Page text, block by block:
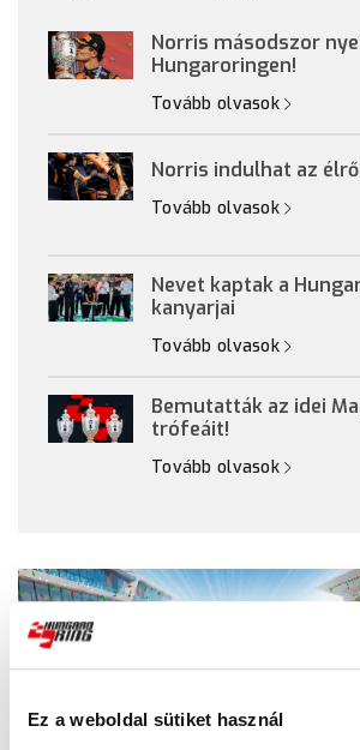
Ez a weboldal sütiket használ
Norris másodszor
Hungaroringen!
Tovább olvasok
Norris indulhat az
Tovább olvasok
Nevet kaptak a
kanyarjai
Tovább olvasok
Bemutatták az idei
trófeáit!
Tovább olvasok